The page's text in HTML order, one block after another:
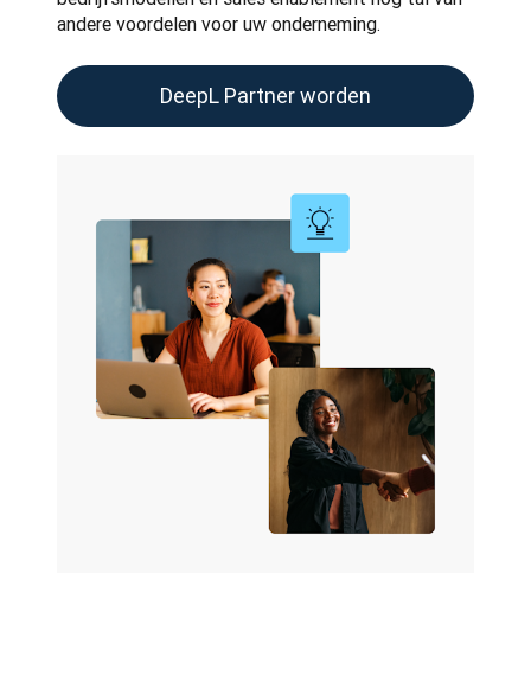
andere voordelen voor uw onderneming.
DeepL Partner worden